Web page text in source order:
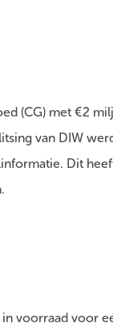
(CG) met €2
van DIW
Dit
voorraad voor